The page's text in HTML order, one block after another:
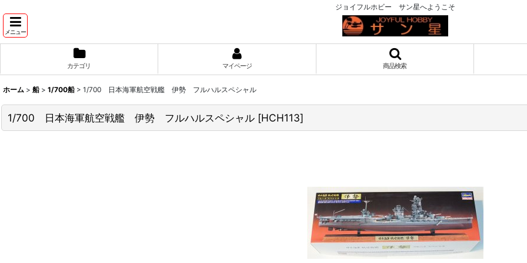
ジョイフルホビー サン星へようこそ
メニュー
カテゴリ マイページ 商品検索
ホーム > 船 > 1/700船 > 1/700 日本海軍航空戦艦 伊勢 フルハルスペシャル
1/700 日本海軍航空戦艦 伊勢 フルハルスペシャル [HCH113]